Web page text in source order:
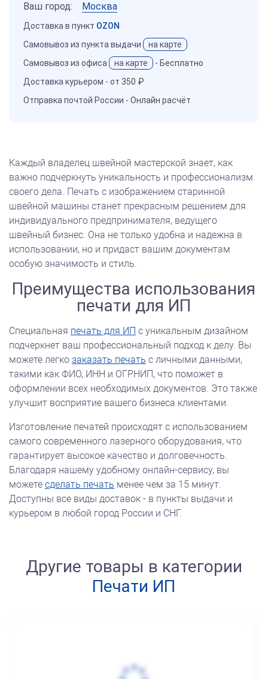
Ваш город:
Москва
Доставка в пункт OZON
Самовывоз из пункта выдачи
на карте
Самовывоз из офиса
на карте - Бесплатно
Доставка курьером - от 350 ₽
Отправка почтой России - Онлайн расчёт
Каждый владелец швейной мастерской знает, как
важно подчеркнуть уникальность и профессионализм
своего дела. Печать с изображением старинной
швейной машины станет прекрасным решением для
индивидуального предпринимателя, ведущего
швейный бизнес. Она не только удобна и надежна в
использовании, но и придаст вашим документам
особую значимость и стиль.
Преимущества использования
печати для ИП
Специальная печать для ИП с уникальным дизайном
подчеркнет ваш профессиональный подход к делу. Вы
можете легко заказать печать с личными данными,
такими как ФИО, ИНН и ОГРНИП, что поможет в
оформлении всех необходимых документов. Это также
улучшит восприятие вашего бизнеса клиентами.
Изготовление печатей происходят с использованием
самого современного лазерного оборудования, что
гарантирует высокое качество и долговечность.
Благодаря нашему удобному онлайн-сервису, вы
можете сделать печать менее чем за 15 минут.
Доступны все виды доставок - в пункты выдачи и
курьером в любой город России и СНГ.
Другие товары в категории
Печати ИП